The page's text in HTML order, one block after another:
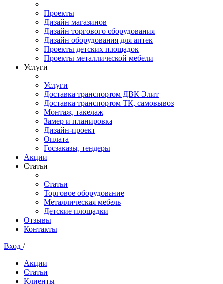
Проекты
Дизайн магазинов
Дизайн торгового оборудования
Дизайн оборудования для аптек
Проекты детских площадок
Проекты металлической мебели
Услуги
Услуги
Доставка транспортом ДВК Элит
Доставка транспортом ТК, самовывоз
Монтаж, такелаж
Замер и планировка
Дизайн-проект
Оплата
Госзаказы, тендеры
Акции
Статьи
Статьи
Торговое оборудование
Металлическая мебель
Детские площадки
Отзывы
Контакты
Вход /
Акции
Статьи
Клиенты